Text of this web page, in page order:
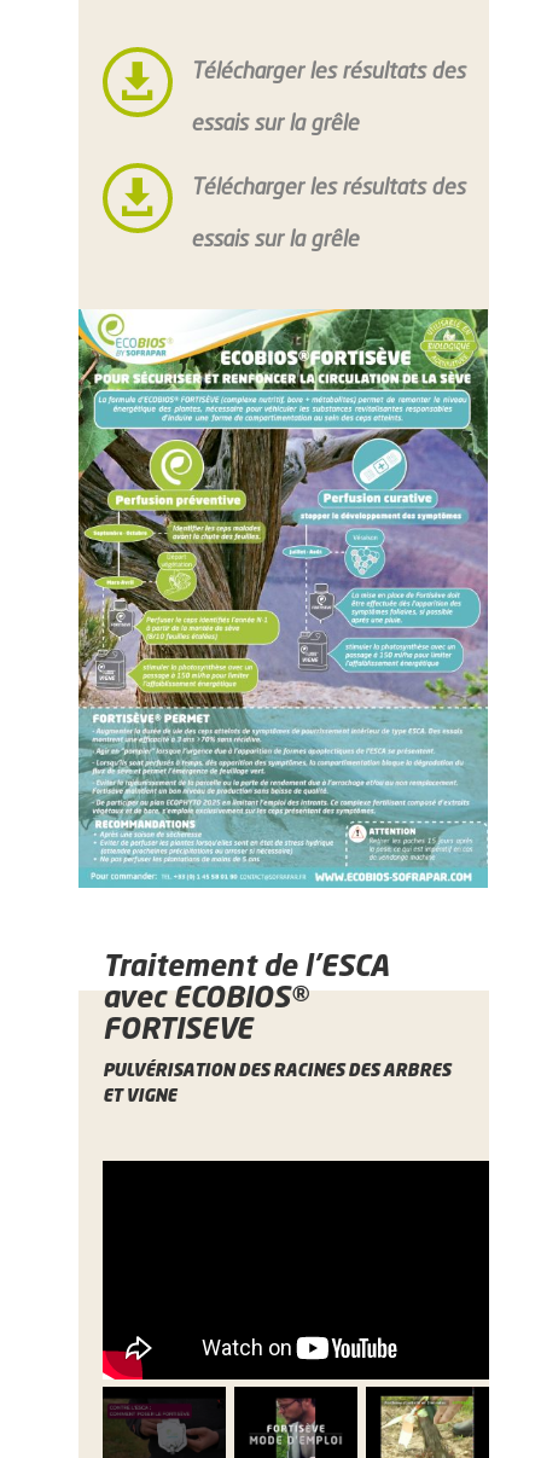
 Télécharger les résultats des
essais sur la grêle
 Télécharger les résultats des
essais sur la grêle
Traitement de l’ESCA
avec ECOBIOS®
FORTISEVE
PULVÉRISATION DES RACINES DES ARBRES
ET VIGNE